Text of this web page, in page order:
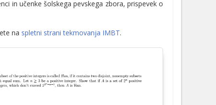
in učenke šolskega pevskega zbora, prispevek o
na spletni strani tekmovanja IMBT.